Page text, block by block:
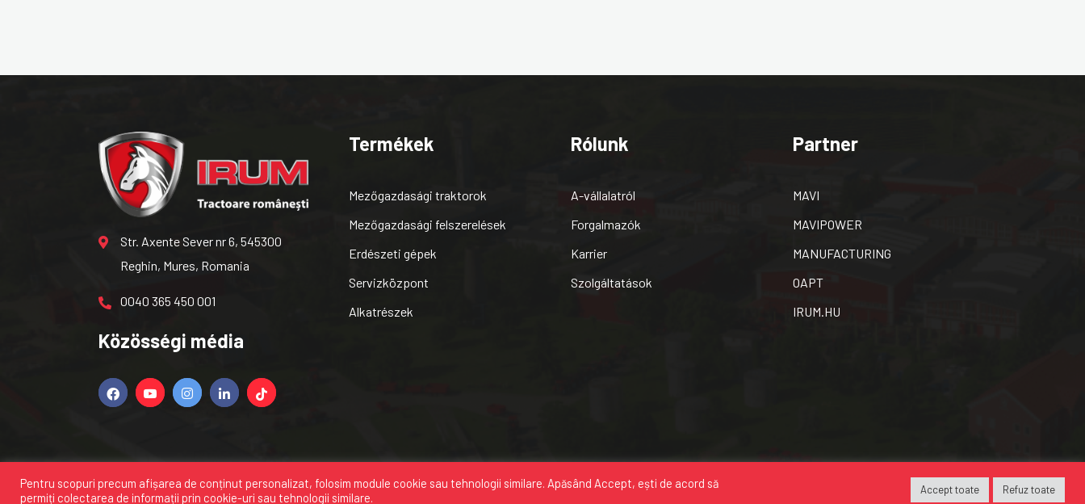
Str. Axente Sever nr 6, 545300
Reghin, Mures, Romania
0040 365 450 001
Közösségi média
Termékek
Mezőgazdasági traktorok
Mezőgazdasági felszerelések
Erdészeti gépek
Servizközpont
Alkatrészek
Rólunk
A-vállalatról
Forgalmazók
Karrier
Szolgáltatások
Partner
MAVI
MAVIPOWER
MANUFACTURING
OAPT
IRUM.HU
Minden jog fenntartvaIRUM SA 2024 Adatvédelmi irányelvek Finanszírozás
Pentru scopuri precum afișarea de conținut personalizat, folosim module cookie sau tehnologii similare. Apăsând Accept, ești de acord să
permiți colectarea de informații prin cookie-uri sau tehnologii similare.
Accept toate Refuz toate